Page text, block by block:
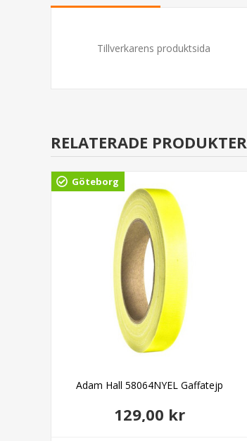
Tillverkarens produktsida
RELATERADE PRODUKTER
Göteborg
Adam Hall 58064NYEL Gaffatejp
129,00 kr